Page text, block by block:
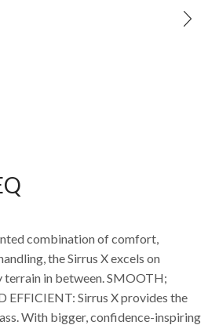
combination of comfort,
the Sirrus X excels on
terrain in between. SMOOTH;
EFFICIENT: Sirrus X provides the
With bigger, confidence-inspiring